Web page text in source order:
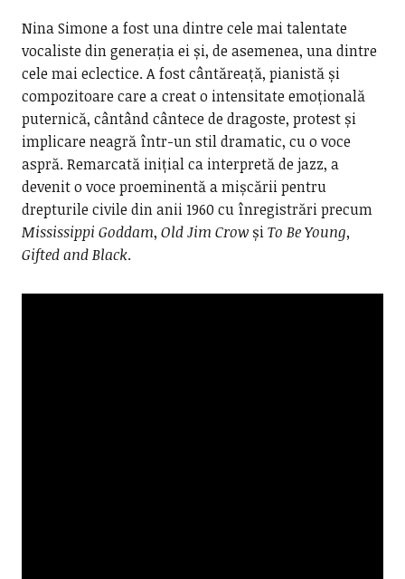
Nina Simone a fost una dintre cele mai talentate
vocaliste din generația ei și, de asemenea, una dintre
cele mai eclectice. A fost cântăreață, pianistă și
compozitoare care a creat o intensitate emoțională
puternică, cântând cântece de dragoste, protest și
implicare neagră într-un stil dramatic, cu o voce
aspră. Remarcată inițial ca interpretă de jazz, a
devenit o voce proeminentă a mișcării pentru
drepturile civile din anii 1960 cu înregistrări precum
Mississippi Goddam, Old Jim CrowșiTo Be Young,
Gifted and Black.